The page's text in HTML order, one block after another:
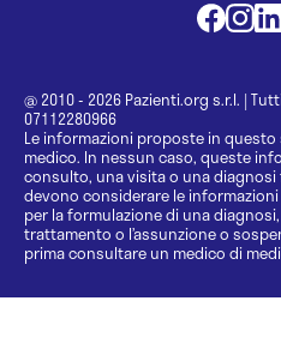
@ 2010 - 2026 Pazienti.org s.r.l. |
07112280966
Le informazioni proposte in
medico. In nessun caso, queste
consulto, una visita o una
devono considerare le
per la formulazione di una
trattamento o l’assunzione o
prima consultare un medico di